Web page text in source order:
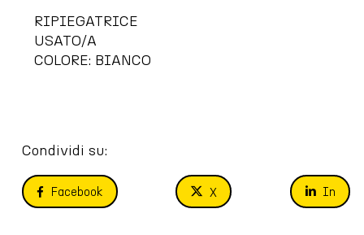
RIPIEGATRICE
USATO/A
COLORE: BIANCO
Condividi su:
Facebook X In